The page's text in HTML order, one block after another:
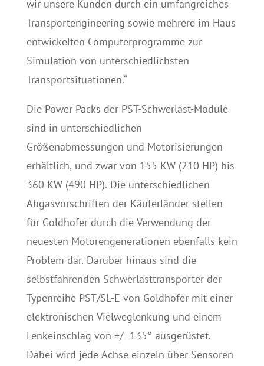
wir unsere Kunden durch ein umfangreiches
Transportengineering sowie mehrere im Haus
entwickelten Computerprogramme zur
Simulation von unterschiedlichsten
Transportsituationen.“
Die Power Packs der PST-Schwerlast-Module
sind in unterschiedlichen
Größenabmessungen und Motorisierungen
erhältlich, und zwar von 155 KW (210 HP) bis
360 KW (490 HP). Die unterschiedlichen
Abgasvorschriften der Käuferländer stellen
für Goldhofer durch die Verwendung der
neuesten Motorengenerationen ebenfalls kein
Problem dar. Darüber hinaus sind die
selbstfahrenden Schwerlasttransporter der
Typenreihe PST/SL-E von Goldhofer mit einer
elektronischen Vielweglenkung und einem
Lenkeinschlag von +/- 135° ausgerüstet.
Dabei wird jede Achse einzeln über Sensoren